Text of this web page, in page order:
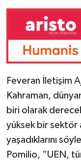
Feveran İletişim
Kahraman,
biri olarak
yüksek bir sektör
yaşadıklarını
Pomilio, “UEN,